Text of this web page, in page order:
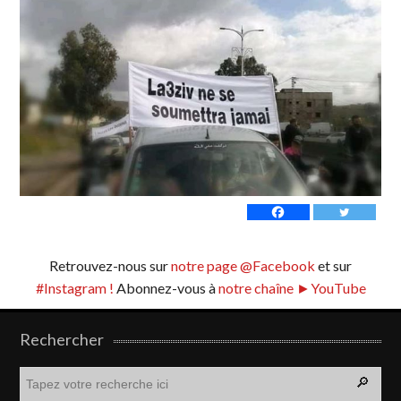
Retrouvez-nous surnotre page @Facebook et sur
#Instagram ! Abonnez-vous ànotre chaîne ►YouTube
Rechercher